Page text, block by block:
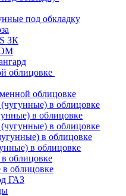
под обкладку
ЗК
облицовке
облицовке
в облицовке
в облицовке
в облицовке
в облицовке
в облицовке
облицовке
облицовке
ГАЗ